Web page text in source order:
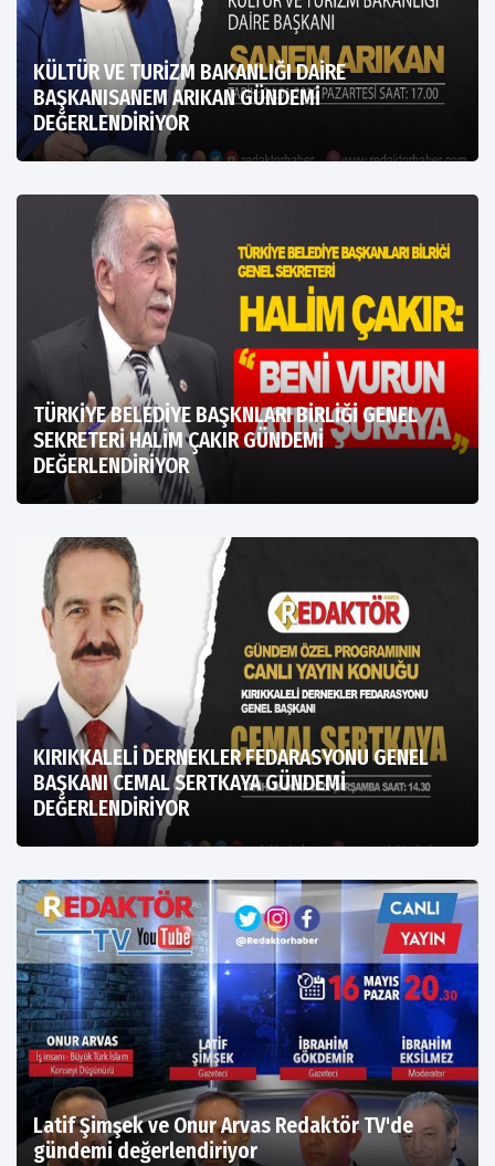
KÜLTÜR VE TURİZM BAKANLIĞI DAİRE
BAŞKANISANEM ARIKAN GÜNDEMİ
DEĞERLENDİRİYOR
TÜRKİYE BELEDİYE BAŞKNLARI BİRLİĞİ GENEL
SEKRETERİ HALİM ÇAKIR GÜNDEMİ
DEĞERLENDİRİYOR
KIRIKKALELİ DERNEKLER FEDARASYONU GENEL
BAŞKANI CEMAL SERTKAYA GÜNDEMİ
DEĞERLENDİRİYOR
Latif Şimşek ve Onur Arvas Redaktör TV'de
gündemi değerlendiriyor